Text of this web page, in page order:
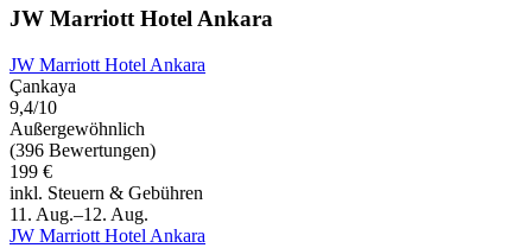
JW Marriott Hotel Ankara
JW Marriott Hotel Ankara
Çankaya
9,4/10
Außergewöhnlich
(396 Bewertungen)
199 €
inkl. Steuern & Gebühren
11. Aug.–12. Aug.
JW Marriott Hotel Ankara